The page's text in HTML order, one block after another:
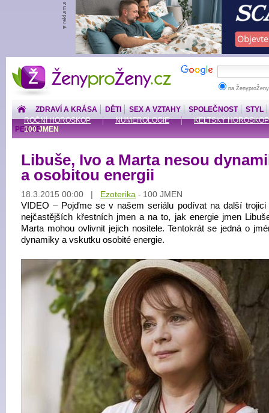
ŽenyproŽeny.cz
na
ZDRAVÍ A KRÁSA DĚTI SEX A VZTAHY SPOLEČNOST
STYL
ROČNÍ HOROSKOP
NUMEROLOGIE
KELTSKÝ HOROSKOP
100 JMEN
PENÍZE
Libuše, Ivo a Marta nesou
a osobitou energii
18.3.2015 00:00 | Ezoterika - 100 JMEN
VIDEO – Pojďme se v našem seriálu podívat na další trojici
nejčastějších křestních jmen a na to, jak energie jmen
Marta mohou ovlivnit jejich nositele. Tentokrát se jedná o
dynamiky a vskutku osobité energie.